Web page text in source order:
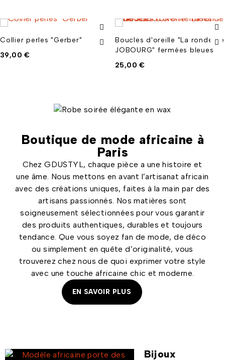
Collier perles "Gerber"
39,00€
Boucles d'oreille "La ronde de
JOBOURG" fermées bleues
25,00€
Boutique de mode africaine à
Paris
Chez GDUSTYL, chaque pièce a une histoire et
une âme. Nous mettons en avant l’artisanat africain
avec des créations uniques, faites à la main par des
artisans passionnés. Nos matières sont
soigneusement sélectionnées pour vous garantir
des produits authentiques, durables et toujours
tendance. Que vous soyez fan de mode, de déco
ou simplement en quête d’originalité, vous
trouverez chez nous de quoi exprimer votre style
avec une touche africaine chic et moderne.
EN SAVOIR PLUS
Bijoux